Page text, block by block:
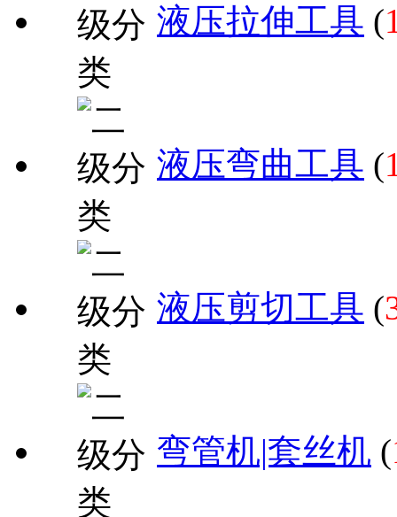
液压拉伸工具 (
液压弯曲工具 (
液压剪切工具 (
弯管机|套丝机 (